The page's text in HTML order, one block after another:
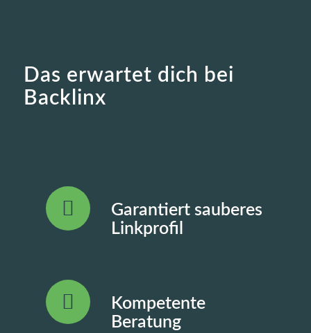
Das erwartet dich bei
Backlinx
Garantiert sauberes
Linkprofil
Kompetente
Beratung